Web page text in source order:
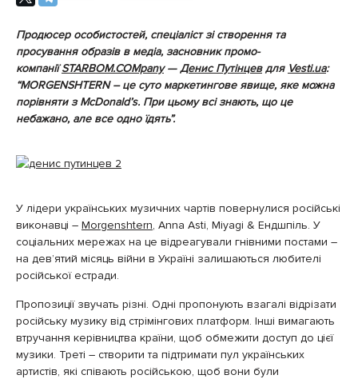
Продюсер особистостей, спеціаліст зі створення та
просування образів в медіа, засновник промо-
компаніїSTARBOM.COMpany—Денис Путінцевдля Vesti.ua:
“MORGENSHTERN – це суто маркетингове явище, яке можна
порівняти з McDonald’s. При цьому всі знають, що це
небажано, але все одно їдять”.
У лідери українських музичних чартів повернулися російські
виконавці – Morgenshtern, Anna Asti, Miyagi & Ендшпіль. У
соціальних мережах на це відреагували гнівними постами –
на дев’ятий місяць війни в Україні залишаються любителі
російської естради.
Пропозиції звучать різні. Одні пропонують взагалі відрізати
російську музику від стрімінгових платформ. Інші вимагають
втручання керівництва країни, щоб обмежити доступ до цієї
музики. Треті – створити та підтримати пул українських
артистів, які співають російською, щоб вони були